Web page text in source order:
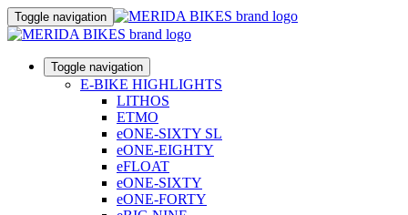
Toggle navigation
Toggle navigation
E-BIKE HIGHLIGHTS
LITHOS
ETMO
eONE-SIXTY SL
eONE-EIGHTY
eFLOAT
eONE-SIXTY
eONE-FORTY